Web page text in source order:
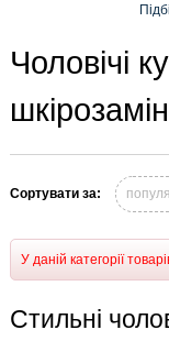
Чоловічі
Сортувати за:
У даній категорії
Стильні